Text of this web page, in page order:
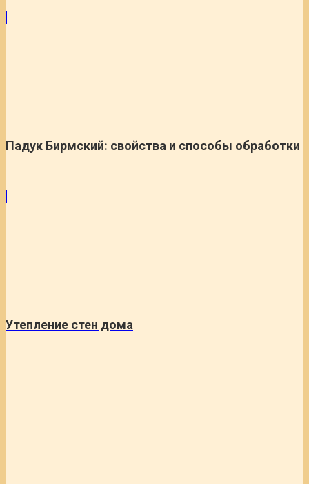
Падук Бирмский: свойства и способы обработки
Утепление стен дома